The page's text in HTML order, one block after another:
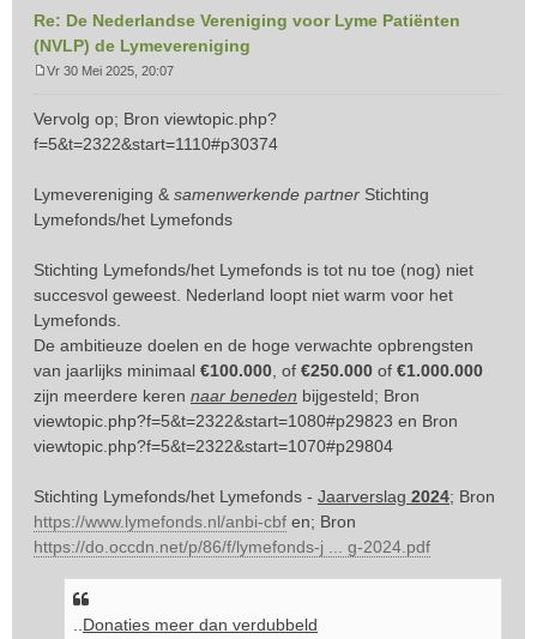
Re: De Nederlandse Vereniging voor Lyme Patiënten
(NVLP) de Lymevereniging
r
i
h
t
Vr 30 Mei 2025, 20:07
Vervolg op; Bron viewtopic.php?
f=5&t=2322&start=1110#p30374
Lymevereniging & samenwerkende partner Stichting
Lymefonds/het Lymefonds
Stichting Lymefonds/het Lymefonds is tot nu toe (nog) niet
succesvol geweest. Nederland loopt niet warm voor het
Lymefonds.
De ambitieuze doelen en de hoge verwachte opbrengsten
van jaarlijks minimaal €100.000 , of €250.000 of €1.000.000
zijn meerdere keren naar beneden bijgesteld; Bron
viewtopic.php?f=5&t=2322&start=1080#p29823 en Bron
viewtopic.php?f=5&t=2322&start=1070#p29804
Stichting Lymefonds/het Lymefonds - Jaarverslag 2024; Bron
https://www.lymefonds.nl/anbi-cbf en; Bron
https://do.occdn.net/p/86/f/lymefonds-j ... g-2024.pdf
Donaties meer dan verdubbeld